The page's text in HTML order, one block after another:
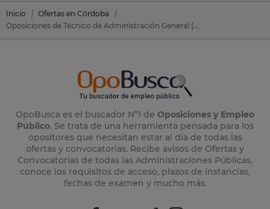
Inicio
Ofertas en Córdoba
Oposiciones de Técnico de Administración General (TAG) en Puente Genil (Córdoba)
OpoBusca es el buscador Nº1 de Oposiciones y Empleo
Público. Se trata de una herramienta pensada para los
opositores que necesitan estar al día de todas las
ofertas y convocatorias. Recibe avisos de Ofertas y
Convocatorias de todas las Administraciones Públicas,
conoce los requisitos de acceso, plazos de instancias,
fechas de examen y mucho más.